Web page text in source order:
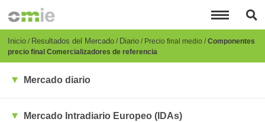
principal
Breadcrumb
Inicio Resultados del Mercado Diario Precio final medio Componentes
precio final Comercializadores de referencia
Mercado diario
Mercado Intradiario Europeo (IDAs)